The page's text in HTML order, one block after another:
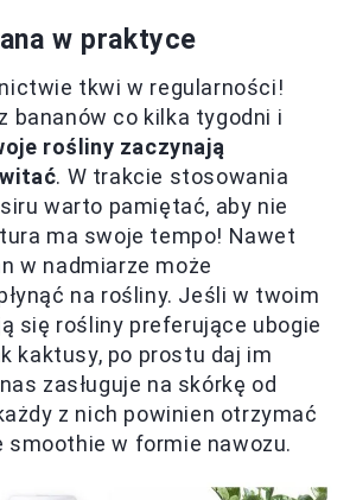
w praktyce
tkwi w regularności!
bananów co kilka tygodni i
rośliny zaczynają
. W trakcie stosowania
warto pamiętać, aby nie
ma swoje tempo! Nawet
w nadmiarze może
na rośliny. Jeśli w twoim
się rośliny preferujące ubogie
kaktusy, po prostu daj im
zasługuje na skórkę od
z nich powinien otrzymać
smoothie w formie nawozu.